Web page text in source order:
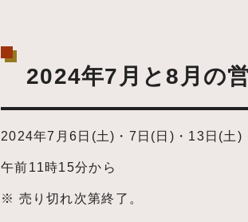
2024年7月と8月の
2024年7月6日(土)・7日(日)・13日(土)
午前11時15分から
※ 売り切れ次第終了。